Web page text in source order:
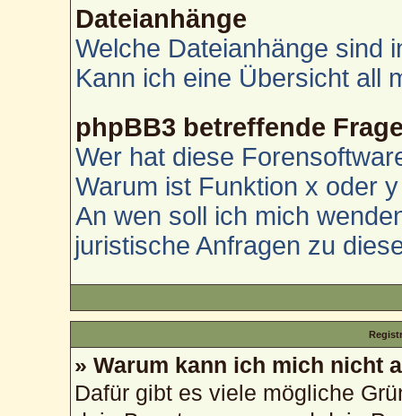
Dateianhänge
Welche Dateianhänge sind
Kann ich eine Übersicht all
phpBB3 betreffende
Wer hat diese
Warum ist Funktion x oder
An wen soll ich mich
juristische Anfragen zu
» Warum kann ich mich nicht
Dafür gibt es viele mögliche